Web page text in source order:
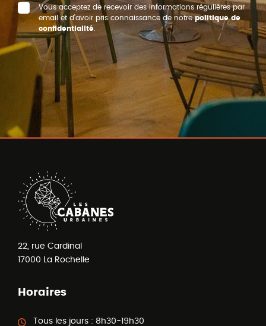
Vous acceptez de recevoir des informations régulières par
email et d’avoir pris connaissance de notrepolitique de
confidentialité
22, rue Cardinal
17000
La Rochelle
Horaires
Tous les jours : 8h30-19h30